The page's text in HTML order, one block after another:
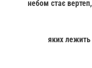
небом стає
яких